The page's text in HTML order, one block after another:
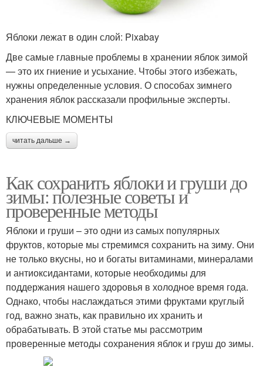
Яблоки лежат в один слой: Pixabay
Две самые главные проблемы в хранении яблок зимой
— это их гниение и усыхание. Чтобы этого избежать,
нужны определенные условия. О способах зимнего
хранения яблок рассказали профильные эксперты.
КЛЮЧЕВЫЕ МОМЕНТЫ
читать дальше →
Как сохранить яблоки и груши до
зимы: полезные советы и
проверенные методы
Яблоки и груши – это одни из самых популярных
фруктов, которые мы стремимся сохранить на зиму. Они
не только вкусны, но и богаты витаминами, минералами
и антиоксидантами, которые необходимы для
поддержания нашего здоровья в холодное время года.
Однако, чтобы наслаждаться этими фруктами круглый
год, важно знать, как правильно их хранить и
обрабатывать. В этой статье мы рассмотрим
проверенные методы сохранения яблок и груш до зимы.